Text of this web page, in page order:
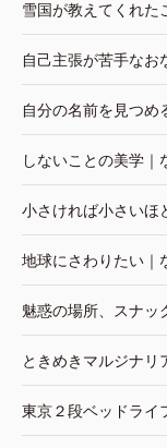
雪国が教えてくれた
自己主張が苦手な
自分の名前を見つめ
しないことの美学｜
小さければ小さいほ
地球にさわりたい｜
魅惑の場所、スナッ
ときめきマルジナリ
東京２段ベッドライ